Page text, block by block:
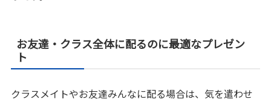
お友達・クラス全体に配るのに最適なプレゼン
ト
クラスメイトやお友達みんなに配る場合は、気を遣わせ